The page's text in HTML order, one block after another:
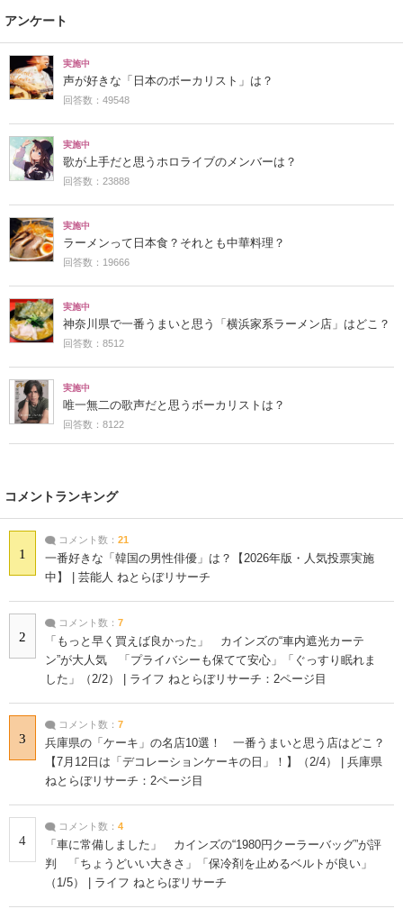
アンケート
実施中
声が好きな「日本のボーカリスト」は？
回答数：49548
実施中
歌が上手だと思うホロライブのメンバーは？
回答数：23888
実施中
ラーメンって日本食？それとも中華料理？
回答数：19666
実施中
神奈川県で一番うまいと思う「横浜家系ラーメン店」はどこ？
回答数：8512
実施中
唯一無二の歌声だと思うボーカリストは？
回答数：8122
コメントランキング
1
コメント数： 21
一番好きな「韓国の男性俳優」は？【2026年版・人気投票実施
中】 | 芸能人 ねとらぼリサーチ
2
コメント数： 7
「もっと早く買えば良かった」 カインズの“車内遮光カーテ
ン”が大人気 「プライバシーも保てて安心」「ぐっすり眠れま
した」（2/2） | ライフ ねとらぼリサーチ：2ページ目
3
コメント数： 7
兵庫県の「ケーキ」の名店10選！ 一番うまいと思う店はどこ？
【7月12日は「デコレーションケーキの日」！】（2/4） | 兵庫県
ねとらぼリサーチ：2ページ目
4
コメント数： 4
「車に常備しました」 カインズの“1980円クーラーバッグ”が評
判 「ちょうどいい大きさ」「保冷剤を止めるベルトが良い」
（1/5） | ライフ ねとらぼリサーチ